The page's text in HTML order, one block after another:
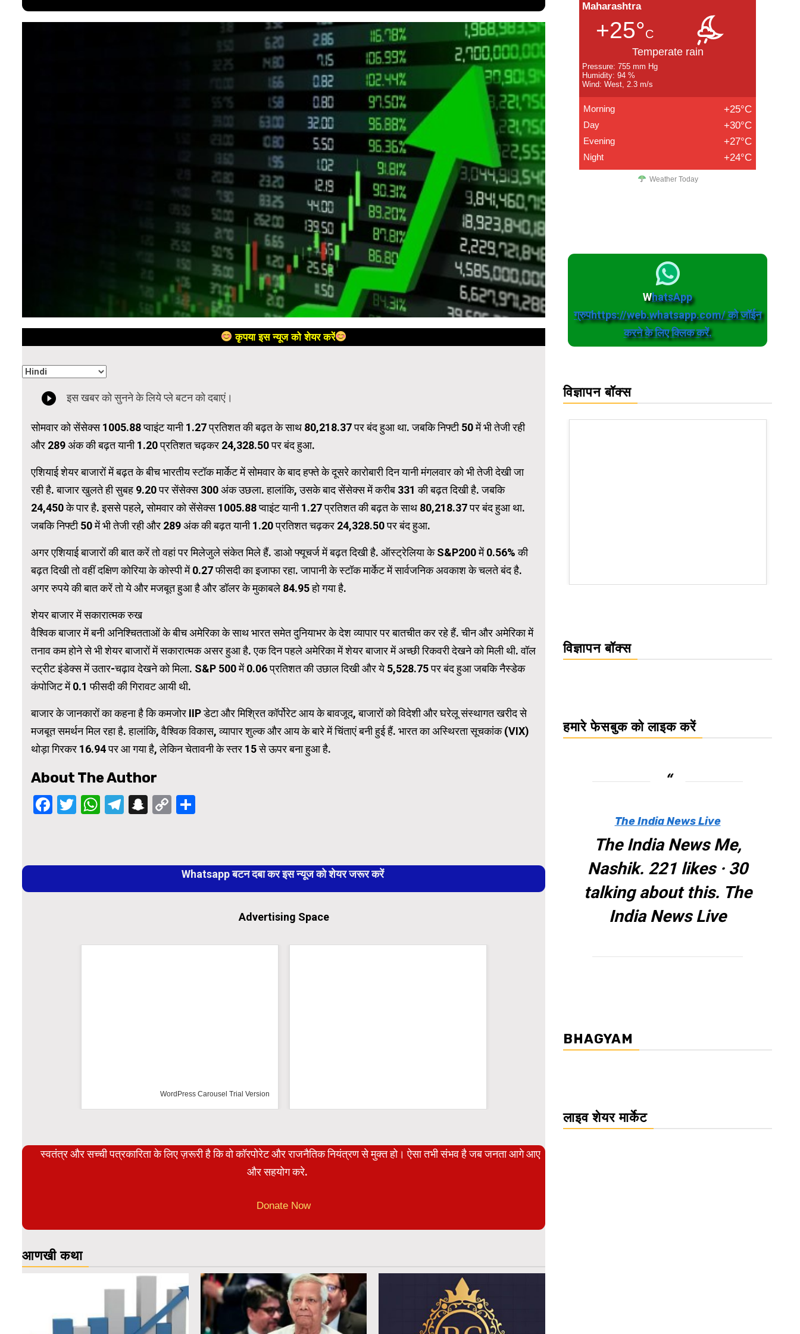
कृपया इस न्यूज को शेयर करें
सोमवार को सेंसेक्स 1005.88 प्वाइंट यानी 1.27 प्रतिशत की बढ़त के साथ 80,218.37 पर बंद हुआ था. जबकि निफ्टी 50 में भी तेजी रही
और 289 अंक की बढ़त यानी 1.20 प्रतिशत चढ़कर 24,328.50 पर बंद हुआ.
एशियाई शेयर बाजारों में बढ़त के बीच भारतीय स्टॉक मार्केट में सोमवार के बाद हफ्ते के दूसरे कारोबारी दिन यानी मंगलवार को भी तेजी देखी जा
रही है. बाजार खुलते ही सुबह 9.20 पर सेंसेक्स 300 अंक उछला. हालांकि, उसके बाद सेंसेक्स में करीब 331 की बढ़त दिखी है. जबकि
24,450 के पार है. इससे पहले, सोमवार को सेंसेक्स 1005.88 प्वाइंट यानी 1.27 प्रतिशत की बढ़त के साथ 80,218.37 पर बंद हुआ था.
जबकि निफ्टी 50 में भी तेजी रही और 289 अंक की बढ़त यानी 1.20 प्रतिशत चढ़कर 24,328.50 पर बंद हुआ.
अगर एशियाई बाजारों की बात करें तो वहां पर मिलेजुले संकेत मिले हैं. डाओ फ्यूचर्ज में बढ़त दिखी है. ऑस्ट्रेलिया के S&P200 में 0.56% की
बढ़त दिखी तो वहीं दक्षिण कोरिया के कोस्पी में 0.27 फीसदी का इजाफा रहा. जापानी के स्टॉक मार्केट में सार्वजनिक अवकाश के चलते बंद है.
अगर रुपये की बात करें तो ये और मजबूत हुआ है और डॉलर के मुकाबले 84.95 हो गया है.
शेयर बाजार में सकारात्मक रुख
वैश्विक बाजार में बनी अनिश्चितताओं के बीच अमेरिका के साथ भारत समेत दुनियाभर के देश व्यापार पर बातचीत कर रहे हैं. चीन और अमेरिका में
तनाव कम होने से भी शेयर बाजारों में सकारात्मक असर हुआ है. एक दिन पहले अमेरिका में शेयर बाजार में अच्छी रिकवरी देखने को मिली थी. वॉल
स्ट्रीट इंडेक्स में उतार-चढ़ाव देखने को मिला. S&P 500 में 0.06 प्रतिशत की उछाल दिखी और ये 5,528.75 पर बंद हुआ जबकि नैस्डेक
कंपोजिट में 0.1 फीसदी की गिरावट आयी थी.
बाजार के जानकारों का कहना है कि कमजोर IIP डेटा और मिश्रित कॉर्पोरेट आय के बावजूद, बाजारों को विदेशी और घरेलू संस्थागत खरीद से
मजबूत समर्थन मिल रहा है. हालांकि, वैश्विक विकास, व्यापार शुल्क और आय के बारे में चिंताएं बनी हुई हैं. भारत का अस्थिरता सूचकांक (VIX)
थोड़ा गिरकर 16.94 पर आ गया है, लेकिन चेतावनी के स्तर 15 से ऊपर बना हुआ है.
About The Author
Facebook
Twitter
WhatsApp
Telegram
Snapchat
Copy
Reading
Whatsapp बटन दबा कर इस न्यूज को शेयर जरूर करें
Advertising Space
WordPress Carousel Trial Version
स्वतंत्र और सच्ची पत्रकारिता के लिए ज़रूरी है कि वो कॉरपोरेट और राजनैतिक नियंत्रण से मुक्त हो। ऐसा तभी संभव है जब जनता आगे आए
और सहयोग करे.
Donate Now
आणखी कथा
Maharashtra
+25°C
Temperate rain
Pressure: 755 mm Hg
Humidity: 94 %
Wind: West, 2.3 m/s
Morning +25°C
Day +30°C
Evening +27°C
Night +24°C
Weather Today
WhatsApp
ग्रुपhttps://web.whatsapp.com/ को जॉईन
करने के लिए क्लिक करें.
विज्ञापन बॉक्स
WordPress Carousel Trial Version
विज्ञापन बॉक्स
हमारे फेसबुक को लाइक करें
The India News Live
The India News Me,
Nashik. 221 likes · 30
talking about this. The
India News Live
BHAGYAM
लाइव शेयर मार्केट